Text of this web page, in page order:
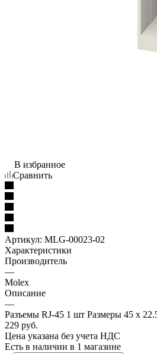
В избранное
Сравнить
Артикул: MLG-00023-02
Характеристики
Производитель
—
Molex
Описание
—
Разъемы RJ-45 1 шт Размеры 45 x
229 руб.
Цена указана без учета НДС
Есть в наличии в 1 магазине